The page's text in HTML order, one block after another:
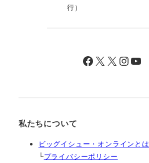
行）
Facebook X X InstagramYouTube
私たちについて
ビッグイシュー・オンラインとは
└プライバシーポリシー